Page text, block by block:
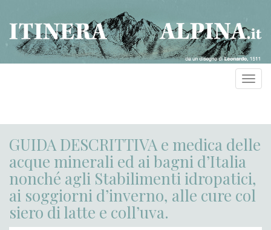
GUIDA DESCRITTIVA e medica delle
acque minerali ed ai bagni d’Italia
nonché agli Stabilimenti idropatici,
ai soggiorni d’inverno, alle cure col
siero di latte e coll’uva.